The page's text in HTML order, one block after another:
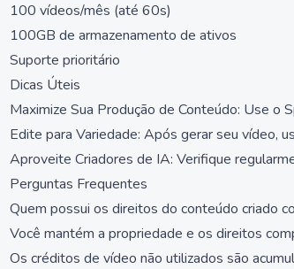
100 vídeos/mês (até 60s)
100GB de armazenamento de ativos
Suporte prioritário
Dicas Úteis
Maximize Sua Produção de Conteúdo: Use o
Edite para Variedade: Após gerar seu vídeo,
Aproveite Criadores de IA: Verifique
Perguntas Frequentes
Quem possui os direitos do conteúdo criado
Você mantém a propriedade e os direitos
Os créditos de vídeo não utilizados são